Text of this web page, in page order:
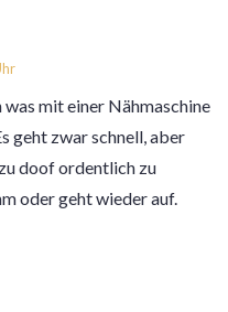
was mit einer Nähmaschine
geht zwar schnell, aber
doof ordentlich zu
oder geht wieder auf.